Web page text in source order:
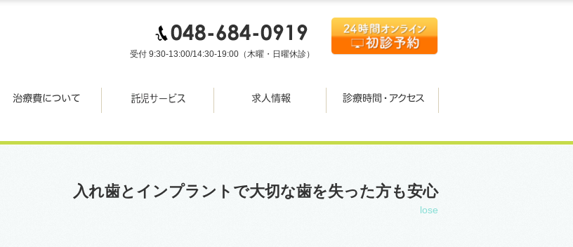
受付 9:30-13:00/14:30-19:00（木曜・日曜休診）
入れ歯とインプラントで大切な歯を失った方も安心
lose